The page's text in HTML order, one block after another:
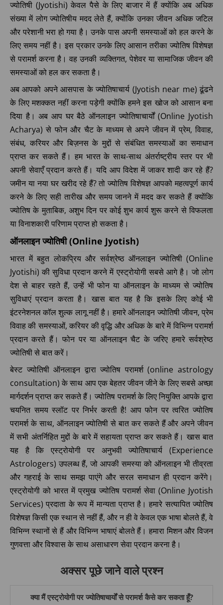
ज्योतिषी (Jyotishi) केवल पैसे के लिए बाजार में हैं क्योंकि अब अधिक
संख्या में लोग ज्योतिषीय मदद लेते हैं, क्योंकि उनका जीवन अधिक जटिल
और परेशानी भरा हो गया है। उनके पास अपनी समस्याओं को हल करने के
लिए समय नहीं है। इस प्रकार उनके लिए आसान तरीका ज्योतिष विशेषज्ञ
से परामर्श करना है। वह उनकी व्यक्तिगत, पेशेवर या सामाजिक जीवन की
समस्याओं को हल कर सकता है।
अब आपको अपने आसपास के ज्योतिषाचार्य (Jyotish near me) ढूंढने
के लिए मशक्कत नहीं करना पड़ेगी क्योंकि हमने इस खोज को आसान बना
दिया है। अब आप घर बैठे ऑनलाइन ज्योतिषाचार्यों (Online Jyotish
Acharya) से फोन और चैट के माध्यम से अपने जीवन में प्रेम, विवाह,
संबंध, करियर और बिज़नस के मुद्दों से संबंधित समस्याओं का समाधान
प्राप्त कर सकते हैं। हम भारत के साथ-साथ अंतर्राष्ट्रीय स्तर पर भी
अपनी सेवाएँ प्रदान करते हैं। यदि आप विदेश में जाकर शादी कर रहे हैं?
जमीन या नया घर खरीद रहे हैं? तो ज्योतिष विशेषज्ञ आपको महत्वपूर्ण कार्य
करने के लिए सही तारीख और समय जानने में मदद कर सकते हैं क्योंकि
ज्योतिष के मुताबिक, अशुभ दिन पर कोई शुभ कार्य शुरू करने से विफलता
या विनाशकारी परिणाम प्राप्त हो सकता है।
ऑनलाइन ज्योतिषी (Online Jyotish)
भारत में बहुत लोकप्रिय और सर्वश्रेष्ठ ऑनलाइन ज्योतिषी (Online
Jyotishi) की सुविधा प्रदान करने में एस्ट्रोयोगी सबसे आगे है। जो लोग
देश से बाहर रहते हैं, उन्हें भी फोन या ऑनलाइन के माध्यम से ज्योतिष
सुविधाएं प्रदान करता है। खास बात यह है कि इसके लिए कोई भी
इंटरनेशनल कॉल शुल्क लागू नहीं है। हमारे ऑनलाइन ज्योतिषी जीवन, प्रेम
विवाह की समस्याओं, करियर की वृद्धि और अधिक के बारे में विभिन्न परामर्श
प्रदान करते हैं। फोन पर या ऑनलाइन चैट के जरिए हमारे सर्वश्रेष्ठ
ज्योतिषी से बात करें।
बेस्ट ज्योतिषी ऑनलाइन द्वारा ज्योतिष परामर्श (online astrology
consultation) के साथ आप एक बेहतर जीवन जीने के लिए सबसे अच्छा
मार्गदर्शन प्राप्त कर सकते हैं। ज्योतिष परामर्श के लिए नियुक्ति आपके द्वारा
चयनित समय स्लॉट पर निर्भर करती है! आप फोन पर त्वरित ज्योतिष
परामर्श के साथ, ऑनलाइन ज्योतिषी से बात कर सकते हैं और अपने जीवन
में सभी अंतर्निहित मुद्दों के बारे में सहायता प्राप्त कर सकते हैं। खास बात
यह है कि एस्ट्रोयोगी पर अनुभवी ज्योतिषाचार्य (Experience
Astrologers) उपलब्ध हैं, जो आपकी समस्या को ऑनलाइन भी तीव्रता
और गहराई के साथ समझ पाएंगे और सरल समाधान ही प्रदान करेंगे।
एस्ट्रोयोगी को भारत में प्रमुख ज्योतिष परामर्श सेवा (Online Jyotish
Services) प्रदाता के रूप में मान्यता प्राप्त है। हमारे सत्यापित ज्योतिष
विशेषज्ञ किसी एक स्थान से नहीं हैं, और न ही वे केवल एक भाषा बोलते हैं, वे
विभिन्न स्थानों से हैं और विभिन्न भाषाएं बोलते हैं। हमारा मिशन और विजन
गुणवत्ता और विश्वास के साथ असाधारण सेवा प्रदान करना है।
अक्सर पूछे जाने वाले प्रश्न
क्या मैं एस्ट्रोयोगी पर ज्योतिषाचार्यों से परामर्श कैसे कर सकता हूँ?